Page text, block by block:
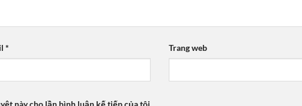
* Trang web
này cho lần bình luận kế tiếp của tôi.